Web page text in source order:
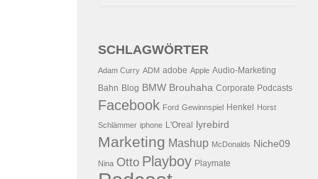
SCHLAGWÖRTER
Adam Curry ADM adobe Apple Audio-Marketing
Bahn Blog BMW Brouhaha Corporate Podcasts
Facebook Ford Gewinnspiel Henkel Horst
Schlämmer iphone L'Oreal lyrebird
Marketing Mashup McDonalds Niche09
Nina Otto Playboy Playmate